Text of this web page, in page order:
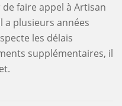
faire appel à Artisan
a plusieurs années
les délais
supplémentaires, il